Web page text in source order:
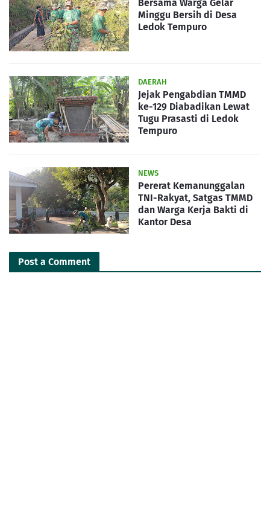
Bersama Warga Gelar
Minggu Bersih di Desa
Ledok Tempuro
DAERAH
Jejak Pengabdian TMMD
ke-129 Diabadikan Lewat
Tugu Prasasti di Ledok
Tempuro
NEWS
Pererat Kemanunggalan
TNI-Rakyat, Satgas TMMD
dan Warga Kerja Bakti di
Kantor Desa
Post a Comment